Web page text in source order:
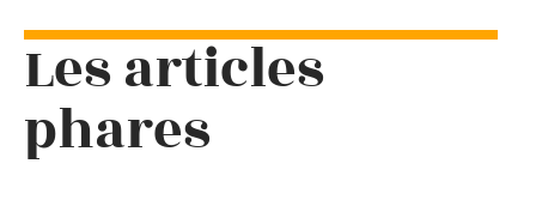
Les articles
phares